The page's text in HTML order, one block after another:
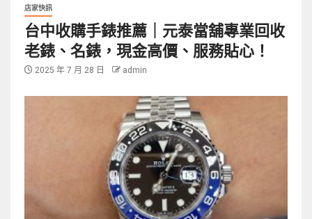
店家快訊
台中收購手錶推薦｜元泰當舖專業回收
老錶、名錶，現金高價、服務貼心！
2025 年 7 月 28 日 admin